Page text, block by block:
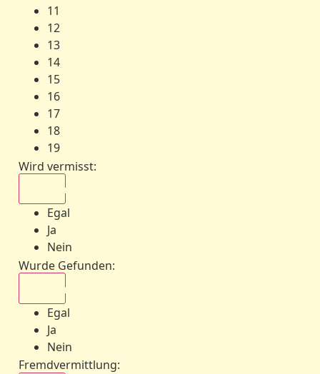
11
12
13
14
15
16
17
18
19
Wird vermisst:
Egal
Ja
Nein
Wurde Gefunden:
Egal
Ja
Nein
Fremdvermittlung: